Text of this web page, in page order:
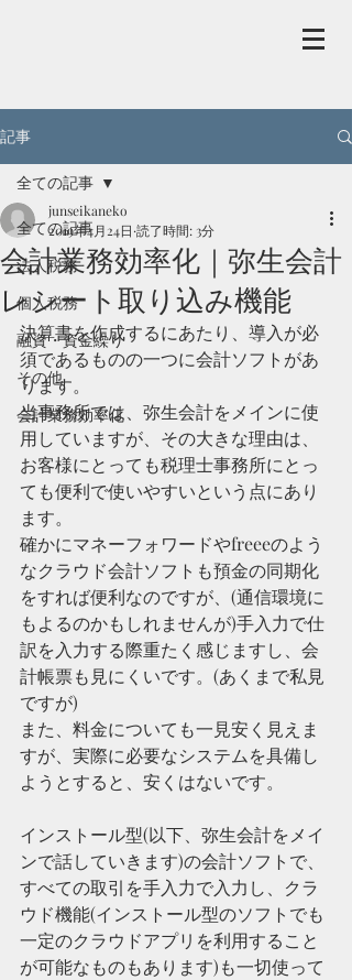
記事
全ての記事
法人税務
個人税務
融資・資金繰り
その他
会計業務効率化
全ての記事
会計業務効率化｜弥生会計
レシート取り込み機能
junseikaneko
2019年4月24日 読了時間: 3分
決算書を作成するにあたり、導入が必
須であるものの一つに会計ソフトがあ
ります。
当事務所では、弥生会計をメインに使
用していますが、その大きな理由は、
お客様にとっても税理士事務所にとっ
ても便利で使いやすいという点にあり
ます。
確かにマネーフォワードやfreeeのよう
なクラウド会計ソフトも預金の同期化
をすれば便利なのですが、(通信環境に
もよるのかもしれませんが)手入力で仕
訳を入力する際重たく感じますし、会
計帳票も見にくいです。(あくまで私見
ですが)
また、料金についても一見安く見えま
すが、実際に必要なシステムを具備し
ようとすると、安くはないです。
インストール型(以下、弥生会計をメイ
ンで話していきます)の会計ソフトで、
すべての取引を手入力で入力し、クラ
ウド機能(インストール型のソフトでも
一定のクラウドアプリを利用すること
が可能なものもあります)も一切使って